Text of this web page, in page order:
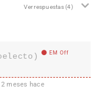
Ver respuestas(4)
EM Off
2 meses hace